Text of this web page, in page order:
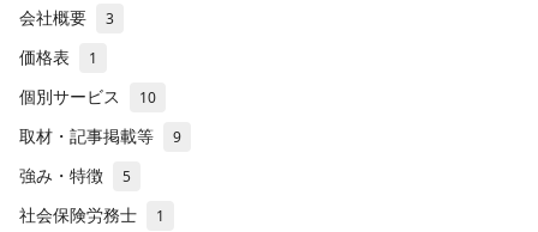
会社概要 3
価格表 1
個別サービス 10
取材・記事掲載等 9
強み・特徴 5
社会保険労務士 1